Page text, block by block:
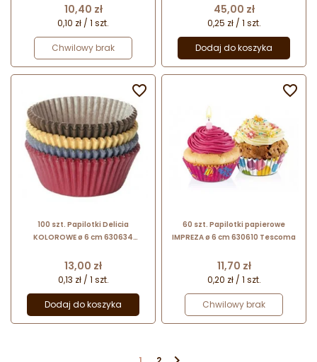
Cena
10,40 zł
0,10 zł / 1 szt.
Chwilowy brak
w serduszka
Cena
45,00 zł
0,25 zł / 1 szt.
Dodaj do koszyka
100 szt. Papilotki Delicia
KOLOROWE ø 6 cm 630634
Cena
13,00 zł
0,13 zł / 1 szt.
Dodaj do koszyka

60 szt. Papilotki papierowe
IMPREZA ø 6 cm 630610 Tescoma
Cena
11,70 zł
0,20 zł / 1 szt.
Chwilowy brak
